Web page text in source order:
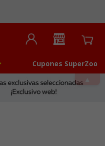
Cupones SuperZoo